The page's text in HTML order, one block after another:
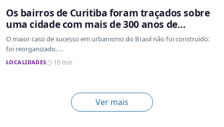
Os bairros de Curitiba foram traçados sobre
uma cidade com mais de 300 anos de
ocupação desordenada
O maior caso de sucesso em urbanismo do Brasil não foi construído:
foi reorganizado....
LOCALIDADES 10 min
Ver mais